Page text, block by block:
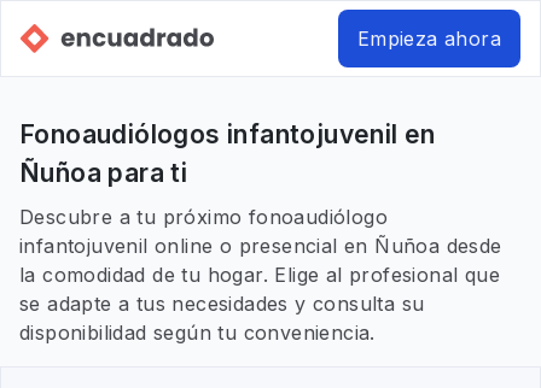
Empieza ahora
Fonoaudiólogos infantojuvenil en
Ñuñoa para ti
Descubre a tu próximo fonoaudiólogo
infantojuvenil online o presencial en Ñuñoa desde
la comodidad de tu hogar. Elige al profesional que
se adapte a tus necesidades y consulta su
disponibilidad según tu conveniencia.